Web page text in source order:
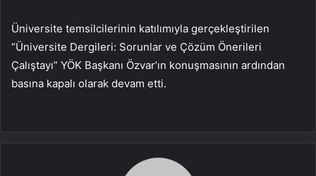
Üniversite temsilcilerinin katılımıyla gerçekleştirilen
“Üniversite Dergileri: Sorunlar ve Çözüm Önerileri
Çalıştayı” YÖK Başkanı Özvar’ın konuşmasının ardından
basına kapalı olarak devam etti.